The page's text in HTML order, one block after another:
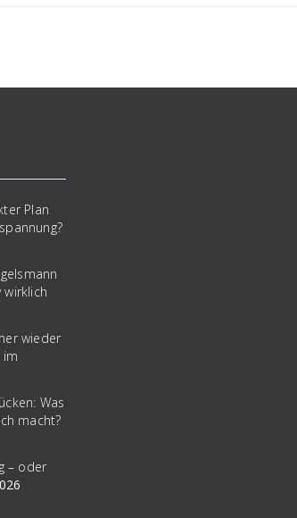
Plan
wirklich
wieder
im
Was
macht?
– oder